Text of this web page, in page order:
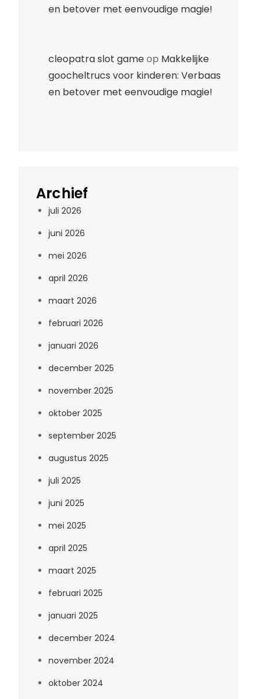
en betover met eenvoudige magie!
cleopatra slot gameop Makkelijke
goocheltrucs voor kinderen: Verbaas
en betover met eenvoudige magie!
Archief
juli 2026
juni 2026
mei 2026
april 2026
maart 2026
februari 2026
januari 2026
december 2025
november 2025
oktober 2025
september 2025
augustus 2025
juli 2025
juni 2025
mei 2025
april 2025
maart 2025
februari 2025
januari 2025
december 2024
november 2024
oktober 2024